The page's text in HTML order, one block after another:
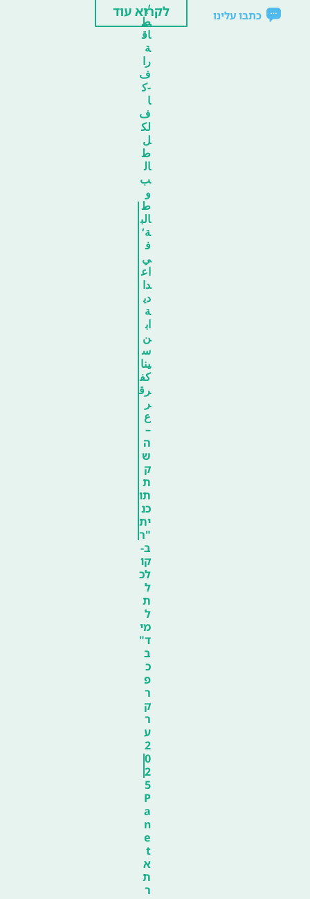
כתבו עלינו
‘ب
ط
اق
ة
را
ف
-ك
ا
ف
لك
ل
ط
ال
ب
و
ط
الب
ة‘
ف
ي
اع
دا
دي
ة
اب
ن
س
ينا
كف
رق
ر
ع
–
ה
ש
ק
ת
תו
כנ
ית
"ר
ב-
קו
לכ
ל
ת
ל
מי
ד"
ב
כ
פ
ר
ק
ר
ע
2
0
2
5
P
a
n
e
t
א
ת
ר
לקרוא עוד